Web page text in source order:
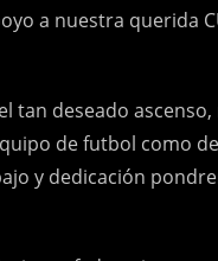
a nuestra querida
tan deseado
de futbol como
y dedicación